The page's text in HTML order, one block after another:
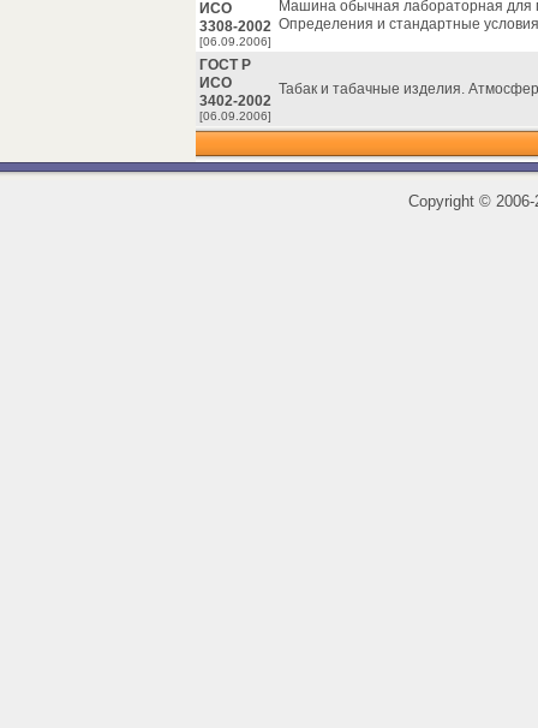
ИСО
3308-2002
[06.09.2006]
Машина обычная лабораторная для
Определения и стандартные
ГОСТ Р
ИСО
3402-2002
[06.09.2006]
Табак и табачные изделия.
Copyright ©